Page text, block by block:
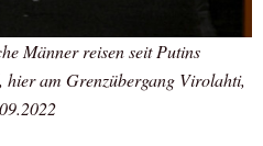
Männer reisen seit Putins
am Grenzübergang Virolahti,